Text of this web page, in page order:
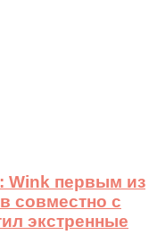
Wink первым из
совместно с
экстренные